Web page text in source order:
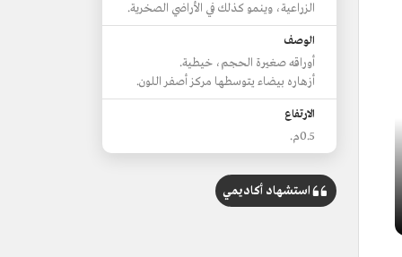
الزراعية، وينمو كذلك في الأراضي الصخرية.
الوصف
أوراقه صغيرة الحجم، خيطية.
أزهاره بيضاء يتوسطها مركز أصفر اللون.
الارتفاع
0.5م.
استشهاد أكاديمي